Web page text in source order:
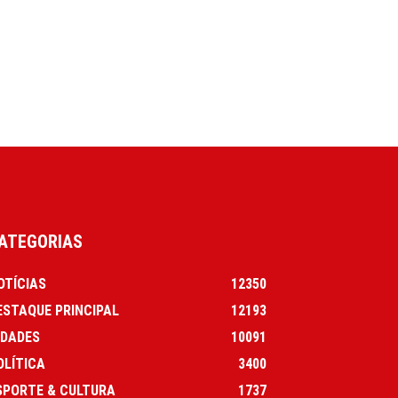
12350
PRINCIPAL
12193
10091
3400
& CULTURA
1737